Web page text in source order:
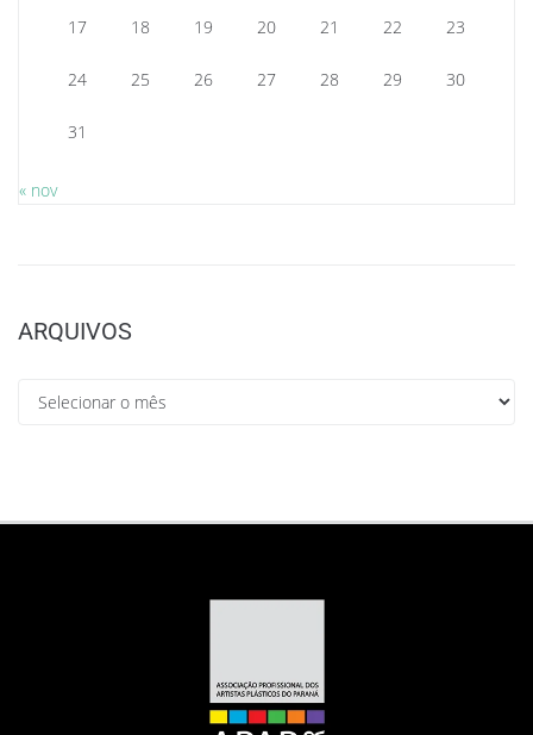
17 18 19 20 21 22 23
24 25 26 27 28 29 30
31
« nov
ARQUIVOS